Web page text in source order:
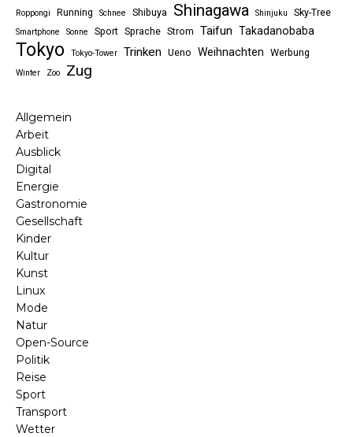
Roppongi
Running Schnee Shibuya Shinagawa Shinjuku Sky-Tree
Smartphone Sonne Sport Sprache Strom Taifun Takadanobaba
Tokyo Tokyo-Tower Trinken Ueno Weihnachten Werbung
Winter Zoo Zug
Allgemein
Arbeit
Ausblick
Digital
Energie
Gastronomie
Gesellschaft
Kinder
Kultur
Kunst
Linux
Mode
Natur
Open-Source
Politik
Reise
Sport
Transport
Wetter